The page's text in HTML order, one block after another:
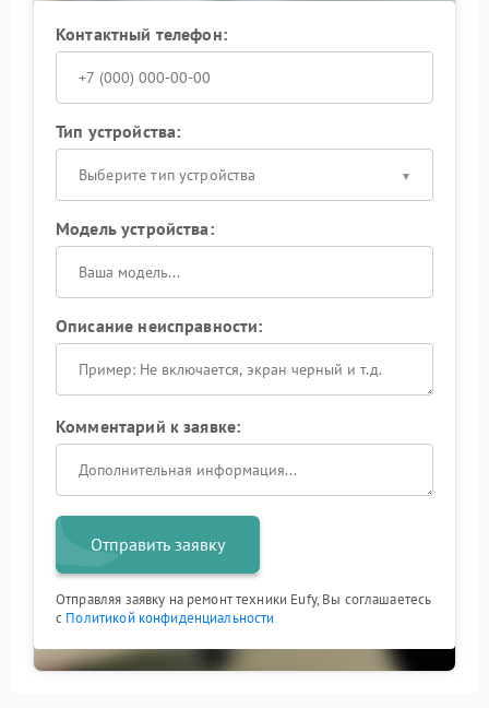
Контактный телефон:
Тип устройства:
Выберите тип устройства
Модель устройства:
Описание неисправности:
Комментарий к заявке:
Отправить заявку
Отправляя заявку на ремонт техники Eufy, Вы соглашаетесь
с Политикой конфиденциальности